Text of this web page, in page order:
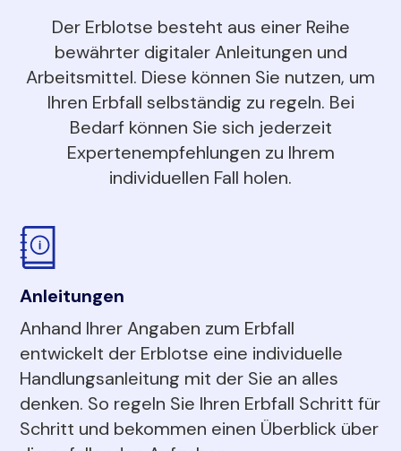
Der Erblotse besteht aus einer Reihe
bewährter digitaler Anleitungen und
Arbeitsmittel. Diese können Sie nutzen, um
Ihren Erbfall selbständig zu regeln. Bei
Bedarf können Sie sich jederzeit
Expertenempfehlungen zu Ihrem
individuellen Fall holen.
Anleitungen
Anhand Ihrer Angaben zum Erbfall
entwickelt der Erblotse eine individuelle
Handlungsanleitung mit der Sie an alles
denken. So regeln Sie Ihren Erbfall Schritt für
Schritt und bekommen einen Überblick über